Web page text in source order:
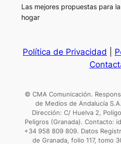
Las mejores propuestas para
hogar
Política de Privacidad
© CMA Comunicación.
de Medios de Andalucía
Dirección: C/ Huelva 2,
Peligros (Granada). Contacto:
+34 958 809 809. Datos
de Granada, folio 117, tomo